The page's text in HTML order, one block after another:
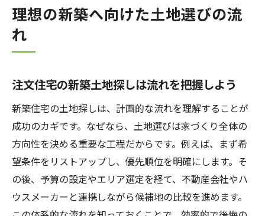
新築土地探しで裏ワザを活用するポイント
理想の新築へ向けた土地選びの流
れ
注文住宅の新築土地探しは流れを把握しよう
新築住宅の土地探しは、計画的な流れを理解することが
成功のカギです。なぜなら、土地選びは家づくり全体の
方向性を決める重要な工程だからです。例えば、まず希
望条件をリストアップし、優先順位を明確にします。そ
の後、予算の設定やエリア選定を経て、不動産会社やハ
ウスメーカーと連携しながら候補地の比較を進めます。